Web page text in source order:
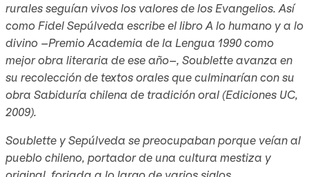
rurales seguían vivos los valores de los Evangelios. Así
como Fidel Sepúlveda escribe el libro A lo humano y a lo
divino –Premio Academia de la Lengua 1990 como
mejor obra literaria de ese año–, Soublette avanza en
su recolección de textos orales que culminarían con su
obra Sabiduría chilena de tradición oral (Ediciones UC,
2009).
Soublette y Sepúlveda se preocupaban porque veían al
pueblo chileno, portador de una cultura mestiza y